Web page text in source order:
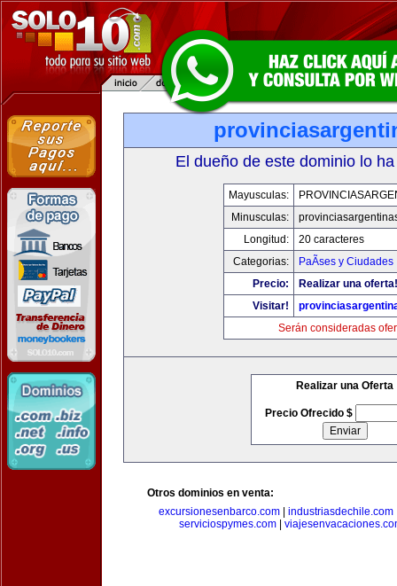
El dueño de este dominio lo
Mayusculas:
Minusculas:
Longitud:
20 caracteres
Categorias:
PaÃ­ses y Ciudades
Precio:
Realizar una oferta!
Visitar!
Serán consideradas
Realizar una Oferta
Precio Ofrecido $
Otros dominios en venta:
excursionesenbarco.com
industriasdechile.com
serviciospymes.com